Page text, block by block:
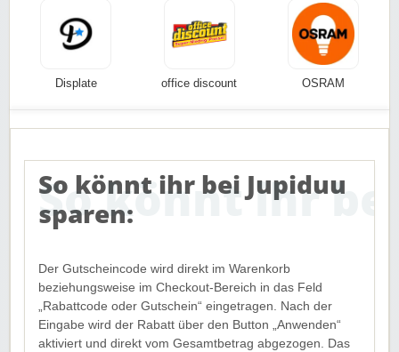
Displate office discount OSRAM
So könnt ihr bei Jupiduu
sparen:
Der Gutscheincode wird direkt im Warenkorb
beziehungsweise im Checkout-Bereich in das Feld
„Rabattcode oder Gutschein“ eingetragen. Nach der
Eingabe wird der Rabatt über den Button „Anwenden“
aktiviert und direkt vom Gesamtbetrag abgezogen. Das